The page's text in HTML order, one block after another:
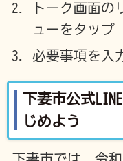
トーク画面の
ューをタップ
必要事項を入
下妻市公式
じめよう